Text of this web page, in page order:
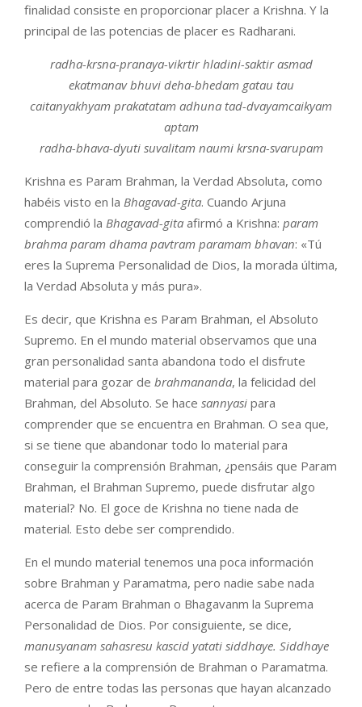
finalidad consiste en proporcionar placer a Krishna. Y la
principal de las potencias de placer es Radharani.
radha-krsna-pranaya-vikrtir hladini-saktir asmad
ekatmanav bhuvi deha-bhedam gatau tau
caitanyakhyam prakatatam adhuna tad-dvayamcaikyam
aptam
radha-bhava-dyuti suvalitam naumi krsna-svarupam
Krishna es Param Brahman, la Verdad Absoluta, como
habéis visto en la Bhagavad-gita. Cuando Arjuna
comprendió la Bhagavad-gita afirmó a Krishna: param
brahma param dhama pavtram paramam bhavan: «Tú
eres la Suprema Personalidad de Dios, la morada última,
la Verdad Absoluta y más pura».
Es decir, que Krishna es Param Brahman, el Absoluto
Supremo. En el mundo material observamos que una
gran personalidad santa abandona todo el disfrute
material para gozar de brahmananda, la felicidad del
Brahman, del Absoluto. Se hace sannyasi para
comprender que se encuentra en Brahman. O sea que,
si se tiene que abandonar todo lo material para
conseguir la comprensión Brahman, ¿pensáis que Param
Brahman, el Brahman Supremo, puede disfrutar algo
material? No. El goce de Krishna no tiene nada de
material. Esto debe ser comprendido.
En el mundo material tenemos una poca información
sobre Brahman y Paramatma, pero nadie sabe nada
acerca de Param Brahman o Bhagavanm la Suprema
Personalidad de Dios. Por consiguiente, se dice,
manusyanam sahasresu kascid yatati siddhaye. Siddhaye
se refiere a la comprensión de Brahman o Paramatma.
Pero de entre todas las personas que hayan alcanzado